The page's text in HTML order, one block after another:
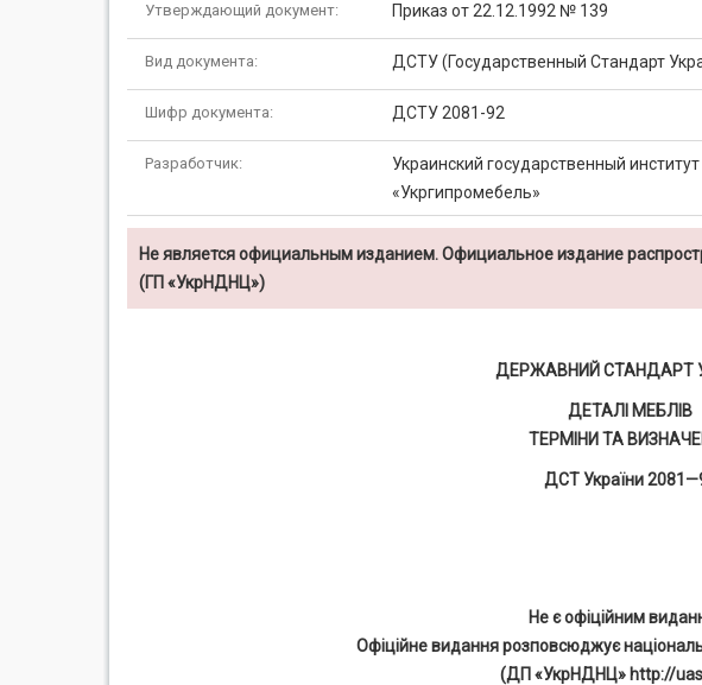
Утверждающий документ: Приказ от 22.12.1992 № 139
Вид документа: ДСТУ (Государственный Стандарт
Шифр документа: ДСТУ 2081-92
Разработчик:
Украинский государственный
«Укргипромебель»
Не является официальным изданием. Официальное издание
(ГП «УкрНДНЦ»)
ДЕРЖАВНИЙ СТАНДАРТ
ДЕТАЛІ МЕБЛІВ
ТЕРМІНИ ТА
ДСТ України
Не є офіційним
Офіційне видання розповсюджує
(ДП «УкрНДНЦ» http://